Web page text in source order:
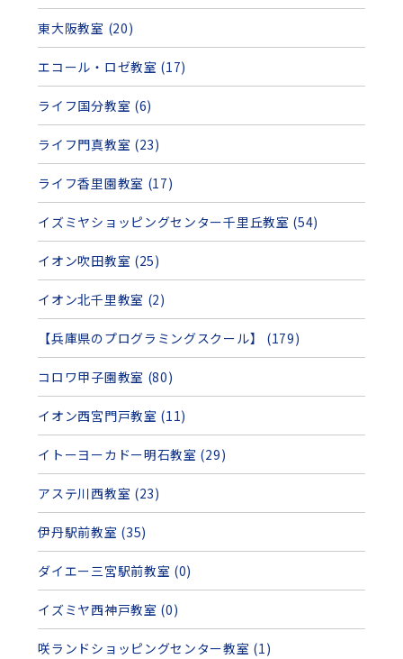
東大阪教室 (20)
エコール・ロゼ教室 (17)
ライフ国分教室 (6)
ライフ門真教室 (23)
ライフ香里園教室 (17)
イズミヤショッピングセンター千里丘教室 (54)
イオン吹田教室 (25)
イオン北千里教室 (2)
【兵庫県のプログラミングスクール】 (179)
コロワ甲子園教室 (80)
イオン西宮門戸教室 (11)
イトーヨーカドー明石教室 (29)
アステ川西教室 (23)
伊丹駅前教室 (35)
ダイエー三宮駅前教室 (0)
イズミヤ西神戸教室 (0)
咲ランドショッピングセンター教室 (1)